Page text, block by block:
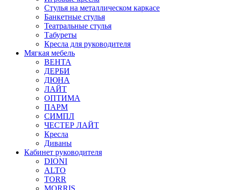
Стулья на металлическом каркасе
Банкетные стулья
Театральные стулья
Табуреты
Кресла для руководителя
Мягкая мебель
ВЕНТА
ДЕРБИ
ДЮНА
ЛАЙТ
ОПТИМА
ПАРМ
СИМПЛ
ЧЕСТЕР ЛАЙТ
Кресла
Диваны
Кабинет руководителя
DIONI
ALTO
TORR
MORRIS